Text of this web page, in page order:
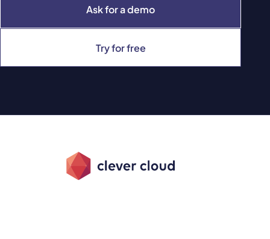
Ask for a demo
Try for free